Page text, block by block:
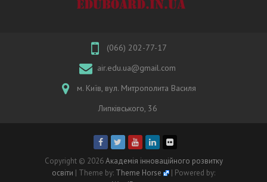
(066) 202-77-17
air.edu.ua@gmail.com
м. Київ, вул. Митрополита Василя
Липківського, 36
Copyright © 2026Академія інноваційного розвитку
освіти | Theme by: Theme Horse
| Powered by: